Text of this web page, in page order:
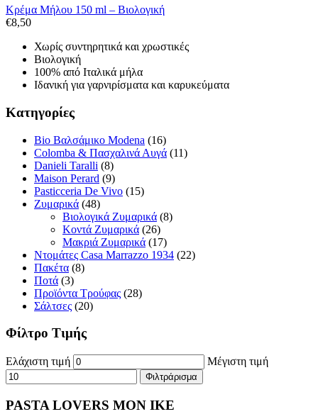
Κρέμα Μήλου 150 ml – Βιολογική
€8,50
Χωρίς συντηρητικά και χρωστικές
Βιολογική
100% από Ιταλικά μήλα
Ιδανική για γαρνιρίσματα και καρυκεύματα
Κατηγορίες
Bio Βαλσάμικο Modena (16)
Colomba & Πασχαλινά Αυγά (11)
Danieli Taralli (8)
Maison Perard (9)
Pasticceria De Vivo (15)
Ζυμαρικά (48)
Βιολογικά Ζυμαρικά (8)
Κοντά Ζυμαρικά (26)
Μακριά Ζυμαρικά (17)
Ντομάτες Casa Marrazzo 1934 (22)
Πακέτα (8)
Ποτά (3)
Προϊόντα Τρούφας (28)
Σάλτσες (20)
Φίλτρο Τιμής
Ελάχιστη τιμή Μέγιστη τιμή
Φιλτράρισμα
PASTA LOVERS ΜΟΝ ΙΚΕ